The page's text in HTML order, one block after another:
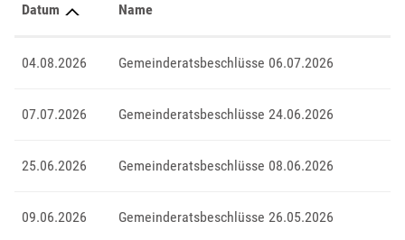
Datum Name
04.08.2026 Gemeinderatsbeschlüsse 06.07.2026
07.07.2026 Gemeinderatsbeschlüsse 24.06.2026
25.06.2026 Gemeinderatsbeschlüsse 08.06.2026
09.06.2026 Gemeinderatsbeschlüsse 26.05.2026